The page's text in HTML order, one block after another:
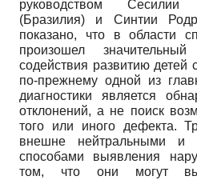
руководством Сесилии
(Бразилия) и Синтии
показано, что в области
произошел
содействия развитию детей
по-прежнему одной из
диагностики является
отклонений, а не поиск
того или иного дефекта.
внешне нейтральными и
способами выявления
том, что они могут